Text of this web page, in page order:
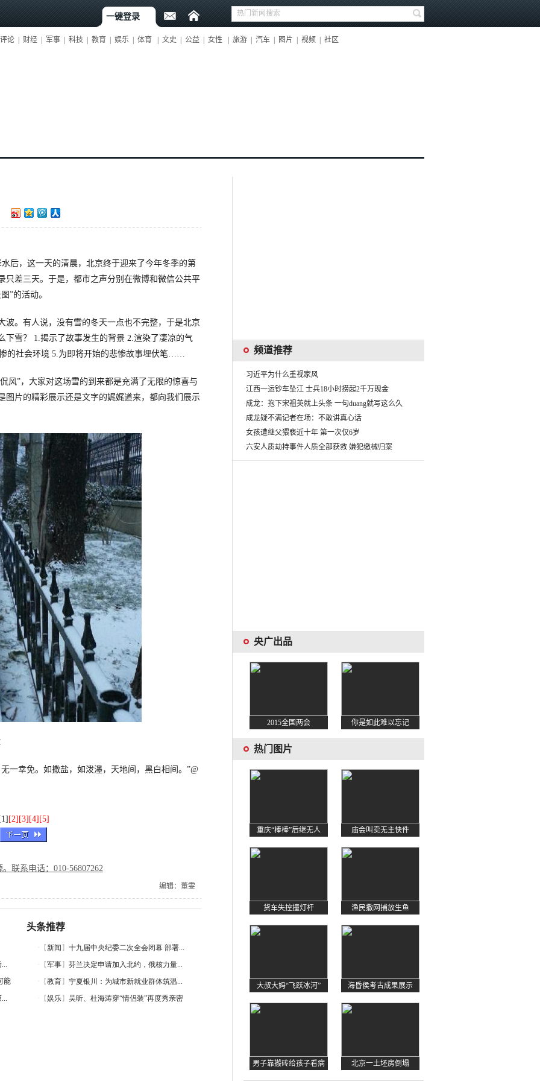
一键登录
评论 财经 军事 科技 教育 娱乐 体育 文史 公益 女性 旅游 汽车 图片 视频 社区
，这一天的清晨，北京终于迎来了今年冬季的第
只差三天。于是，都市之声分别在微博和微信公共平
”的活动。
有人说，没有雪的冬天一点也不完整，于是北京
下雪？ 1.揭示了故事发生的背景 2.渲染了凄凉的气
的社会环境 5.为即将开始的悲惨故事埋伏笔……
”，大家对这场雪的到来都是充满了无限的惊喜与
图片的精彩展示还是文字的娓娓道来，都向我们展示
幸免。如撒盐，如泼濹，天地间，黑白相间。”@
[2] [3] [4] [5]
联系电话：010-56807262
编辑：董雯
能
头条推荐
频道推荐
·习近平为什么重视家风
·江西一运钞车坠江 士兵18小时捞起2千万现金
·成龙：抱下宋祖英就上头条 一句duang就写这么久
·成龙疑不满记者在场：不敢讲真心话
·女孩遭继父猥亵近十年 第一次仅6岁
·六安人质劫持事件人质全部获救 嫌犯缴械归案
央广出品
2015全国两会 你是如此难以忘记
热门图片
重庆“棒棒”后继无人 庙会叫卖无主快件
货车失控撞灯杆 渔民撒网捕放生鱼
大叔大妈“飞跃冰河” 海昏侯考古成果展示
男子靠搬砖给孩子看病 北京一土坯房倒塌